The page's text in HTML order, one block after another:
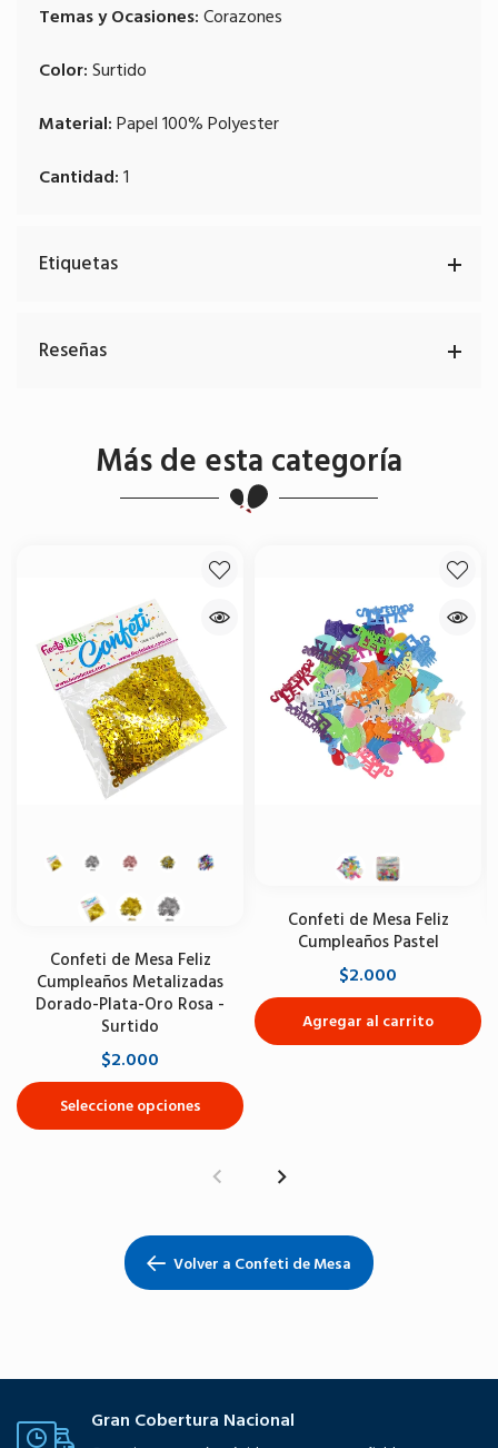
Temas y Ocasiones: Corazones
Color: Surtido
Material:Papel 100% Polyester
Cantidad:1
Etiquetas
Reseñas
Más de esta categoría
Confeti de Mesa Feliz
Cumpleaños Metalizadas
Dorado-Plata-Oro Rosa -
Surtido
$2.000
Seleccione opciones
Confeti de Mesa Feliz
Cumpleaños Pastel
$2.000
Agregar al carrito
Volver a Confeti de Mesa
Gran Cobertura Nacional